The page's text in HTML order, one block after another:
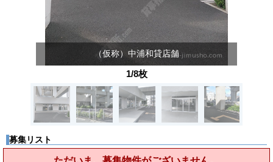
（仮称）中浦和貸店舗
1/8枚
募集リスト